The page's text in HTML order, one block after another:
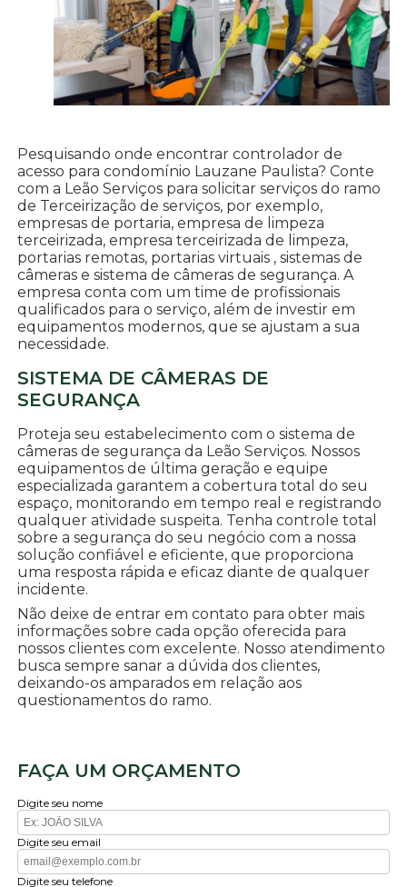
Pesquisando onde encontrar controlador de
acesso para condomínio Lauzane Paulista? Conte
com a Leão Serviços para solicitar serviços do ramo
de Terceirização de serviços, por exemplo,
empresas de portaria, empresa de limpeza
terceirizada, empresa terceirizada de limpeza,
portarias remotas, portarias virtuais , sistemas de
câmeras e sistema de câmeras de segurança. A
empresa conta com um time de profissionais
qualificados para o serviço, além de investir em
equipamentos modernos, que se ajustam a sua
necessidade.
SISTEMA DE CÂMERAS DE
SEGURANÇA
Proteja seu estabelecimento com o sistema de
câmeras de segurança da Leão Serviços. Nossos
equipamentos de última geração e equipe
especializada garantem a cobertura total do seu
espaço, monitorando em tempo real e registrando
qualquer atividade suspeita. Tenha controle total
sobre a segurança do seu negócio com a nossa
solução confiável e eficiente, que proporciona
uma resposta rápida e eficaz diante de qualquer
incidente.
Não deixe de entrar em contato para obter mais
informações sobre cada opção oferecida para
nossos clientes com excelente. Nosso atendimento
busca sempre sanar a dúvida dos clientes,
deixando-os amparados em relação aos
questionamentos do ramo.
FAÇA UM ORÇAMENTO
Digite seu nome
Digite seu email
Digite seu telefone